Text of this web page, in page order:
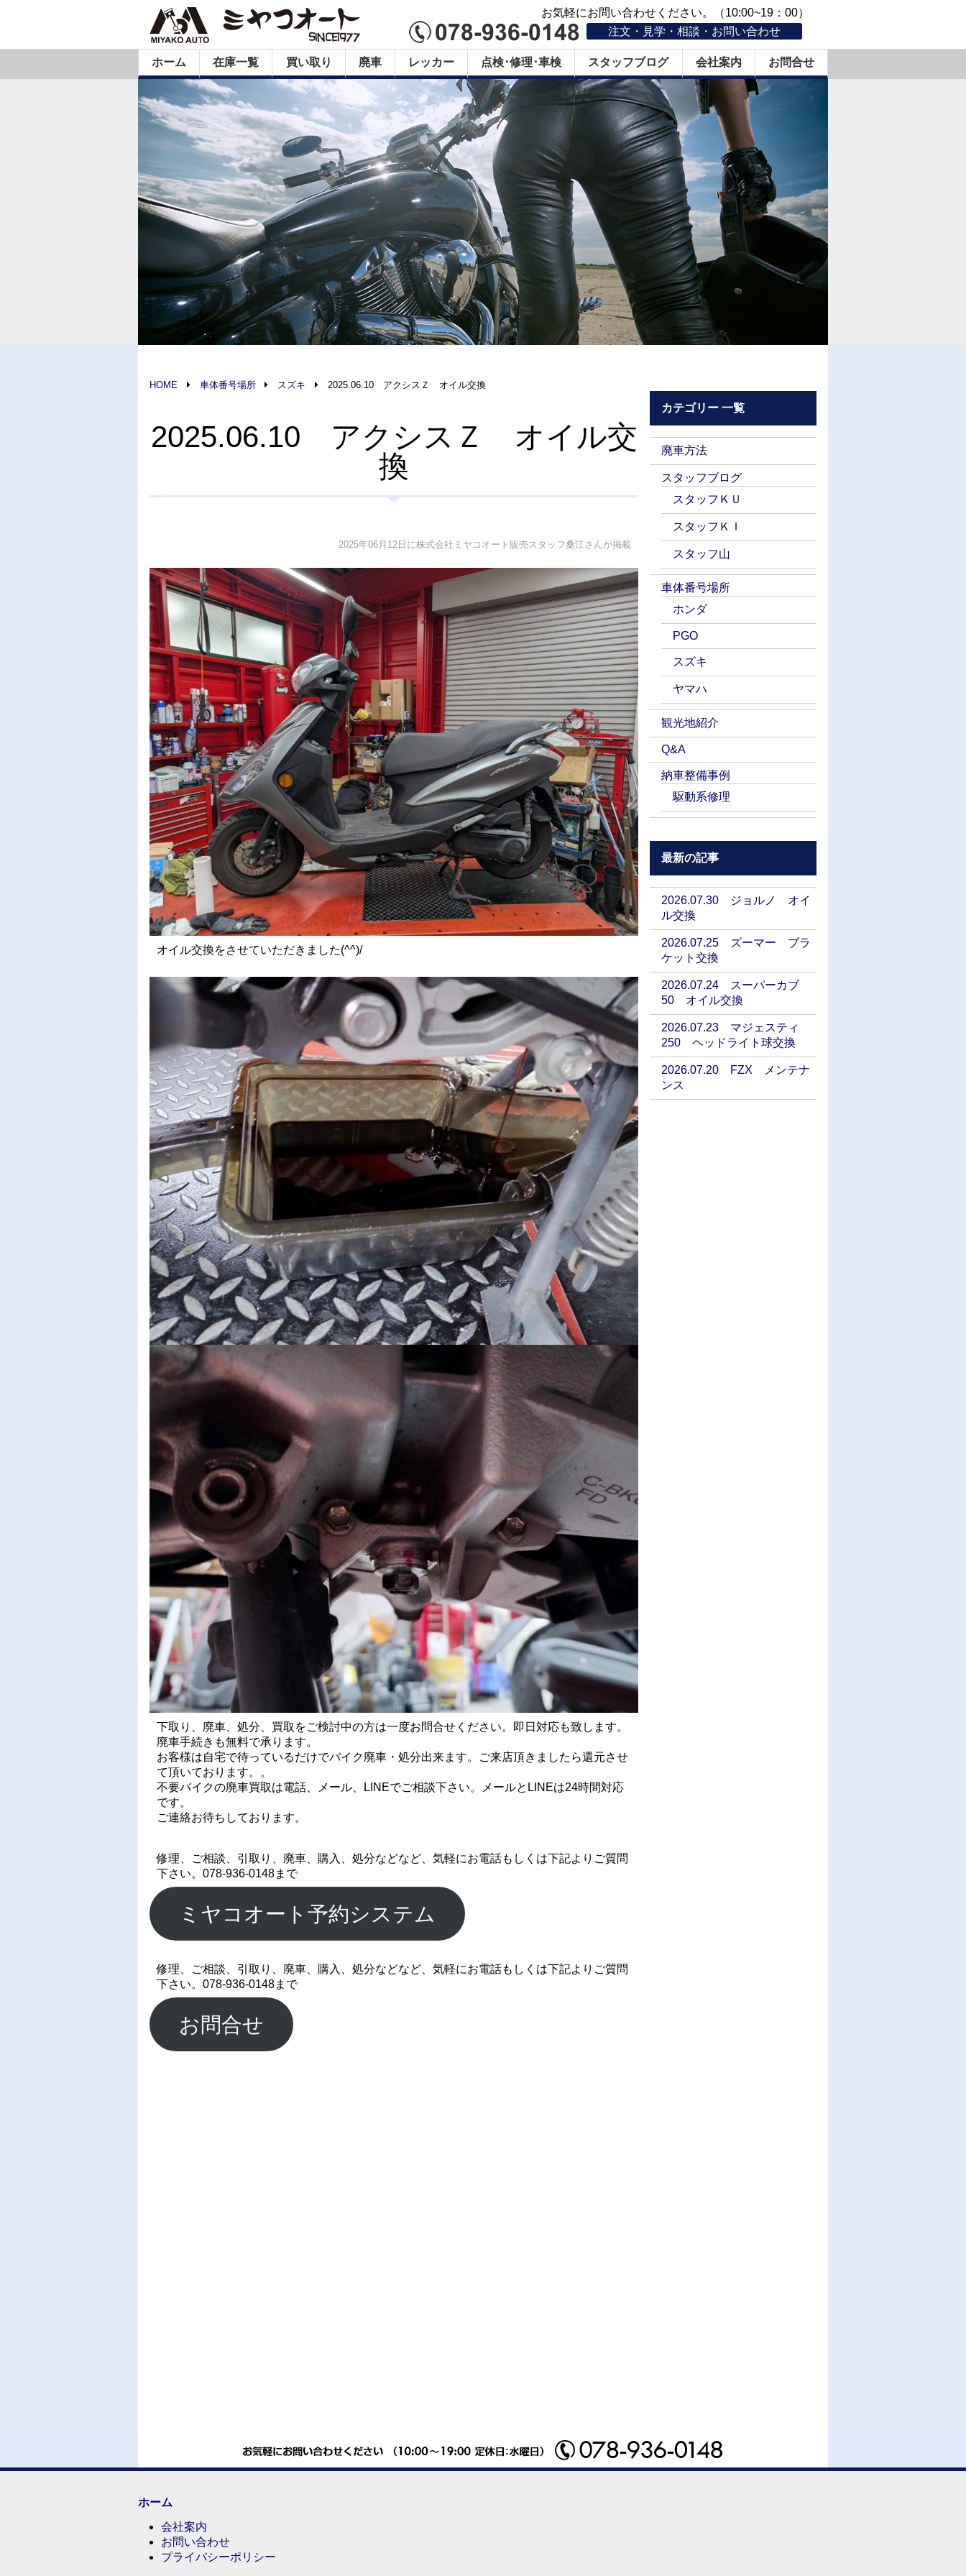
お気軽にお問い合わせください。（10:00~19：00）
注文・見学・相談・お問い合わせ
ホーム 在庫一覧 買い取り 廃車 レッカー 点検･修理･車検 スタッフブログ 会社案内 お問合せ
HOME 車体番号場所 スズキ 2025.06.10 アクシスＺ オイル交換
2025.06.10 アクシスＺ オイル交
換
2025年06月12日に株式会社ミヤコオート販売スタッフ桑江さんが掲載
オイル交換をさせていただきました(^^)/
下取り、廃車、処分、買取をご検討中の方は一度お問合せください。即日対応も致します。
廃車手続きも無料で承ります。
お客様は自宅で待っているだけでバイク廃車・処分出来ます。ご来店頂きましたら還元させ
て頂いております。。
不要バイクの廃車買取は電話、メール、LINEでご相談下さい。メールとLINEは24時間対応
です。
ご連絡お待ちしております。
修理、ご相談、引取り、廃車、購入、処分などなど、気軽にお電話もしくは下記よりご質問
下さい。078-936-0148まで
ミヤコオート予約システム
修理、ご相談、引取り、廃車、購入、処分などなど、気軽にお電話もしくは下記よりご質問
下さい。078-936-0148まで
お問合せ
カテゴリー 一覧
廃車方法
スタッフブログ
スタッフＫＵ
スタッフＫＩ
スタッフ山
車体番号場所
ホンダ
PGO
スズキ
ヤマハ
観光地紹介
Q&A
納車整備事例
駆動系修理
最新の記事
2026.07.30 ジョルノ オイ
ル交換
2026.07.25 ズーマー ブラ
ケット交換
2026.07.24 スーパーカブ
50 オイル交換
2026.07.23 マジェスティ
250 ヘッドライト球交換
2026.07.20 FZX メンテナ
ンス
ホーム
会社案内
お問い合わせ
プライバシーポリシー